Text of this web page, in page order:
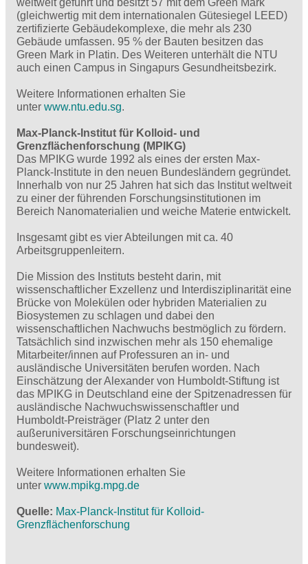
weltweit geführt und besitzt 57 mit dem Green Mark
(gleichwertig mit dem internationalen Gütesiegel LEED)
zertifizierte Gebäudekomplexe, die mehr als 230
Gebäude umfassen. 95 % der Bauten besitzen das
Green Mark in Platin. Des Weiteren unterhält die NTU
auch einen Campus in Singapurs Gesundheitsbezirk.
Weitere Informationen erhalten Sie
unter www.ntu.edu.sg.
Max-Planck-Institut für Kolloid- und
Grenzflächenforschung (MPIKG)
Das MPIKG wurde 1992 als eines der ersten Max-
Planck-Institute in den neuen Bundesländern gegründet.
Innerhalb von nur 25 Jahren hat sich das Institut weltweit
zu einer der führenden Forschungsinstitutionen im
Bereich Nanomaterialien und weiche Materie entwickelt.
Insgesamt gibt es vier Abteilungen mit ca. 40
Arbeitsgruppenleitern.
Die Mission des Instituts besteht darin, mit
wissenschaftlicher Exzellenz und Interdisziplinarität eine
Brücke von Molekülen oder hybriden Materialien zu
Biosystemen zu schlagen und dabei den
wissenschaftlichen Nachwuchs bestmöglich zu fördern.
Tatsächlich sind inzwischen mehr als 150 ehemalige
Mitarbeiter/innen auf Professuren an in- und
ausländische Universitäten berufen worden. Nach
Einschätzung der Alexander von Humboldt-Stiftung ist
das MPIKG in Deutschland eine der Spitzenadressen für
ausländische Nachwuchswissenschaftler und
Humboldt-Preisträger (Platz 2 unter den
außeruniversitären Forschungseinrichtungen
bundesweit).
Weitere Informationen erhalten Sie
unter www.mpikg.mpg.de
Quelle
Max-Planck-Institut für Kolloid-
Grenzflächenforschung